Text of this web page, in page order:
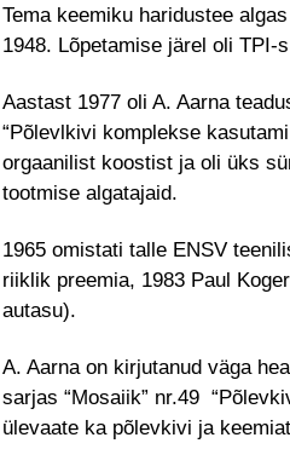
Tema keemiku haridustee
1948. Lõpetamise järel oli TPI-
Aastast 1977 oli A. Aarna
“Põlevlkivi komplekse
orgaanilist koostist ja oli üks
tootmise algatajaid.
1965 omistati talle ENSV
riiklik preemia, 1983 Paul
autasu).
A. Aarna on kirjutanud väga
sarjas “Mosaiik” nr.49
ülevaate ka põlevkivi ja